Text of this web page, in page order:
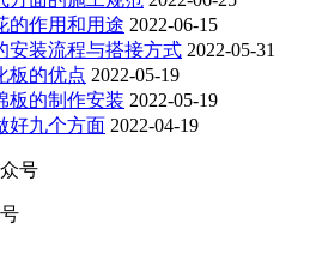
的作用和用途 2022-06-15
安装流程与搭接方式 2022-05-31
板的优点 2022-05-19
板的制作安装 2022-05-19
好九个方面 2022-04-19